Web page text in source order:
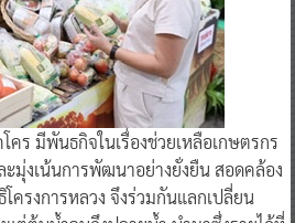
คร มีพันธกิจในเรื่องช่วยเหลือเกษตรกร
มุ่งเน้นการพัฒนาอย่างยั่งยืน สอดคล้อง
ครงการหลวง จึงร่วมกันแลกเปลี่ยน